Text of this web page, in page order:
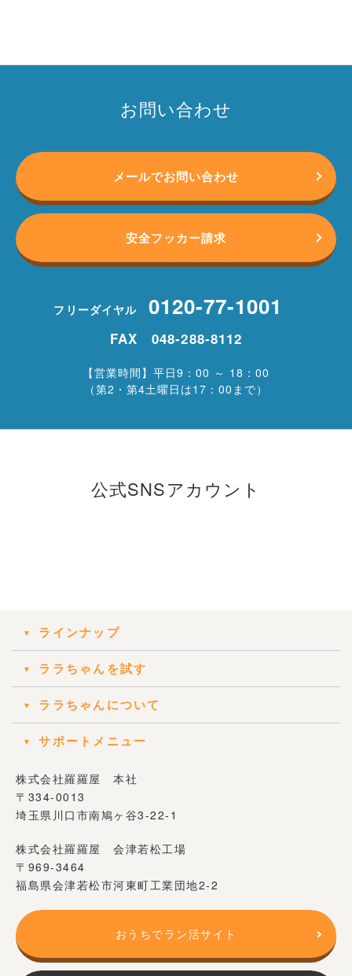
お問い合わせ
メールでお問い合わせ
安全フッカー請求
フリーダイヤル 0120-77-1001
FAX 048-288-8112
【営業時間】平日9：00 ～ 18：00
（第2・第4土曜日は17：00まで）
公式SNSアカウント
ラインナップ
ララちゃんを試す
ララちゃんについて
サポートメニュー
株式会社羅羅屋 本社
〒334-0013
埼玉県川口市南鳩ヶ谷3-22-1
株式会社羅羅屋 会津若松工場
〒969-3464
福島県会津若松市河東町工業団地2-2
おうちでラン活サイト